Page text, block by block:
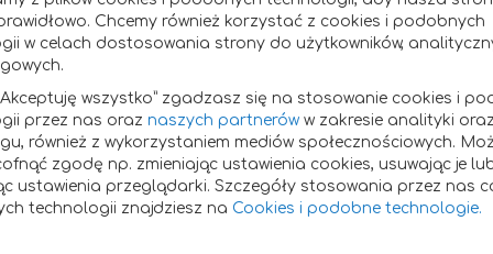
Chcemy również korzystać z cookies i podobnych
w celach dostosowania strony do użytkowników,
wszystko” zgadzasz się na stosowanie cookies i
przez nas oraz naszych partnerów w zakresie analityki oraz
również z wykorzystaniem mediów społecznościowych.
zgodę np. zmieniając ustawienia cookies, usuwając je
ustawienia przeglądarki. Szczegóły stosowania przez nas
technologii znajdziesz na Cookies i podobne technologie.
Langen Marketing Sp. z o.o
35,
Poznań - Nowe Miasto i Wilda w Poznaniu,
Gospodarczy Krajowego Rejestru Sądowego,
Biuro
e-mail:
Tomasz